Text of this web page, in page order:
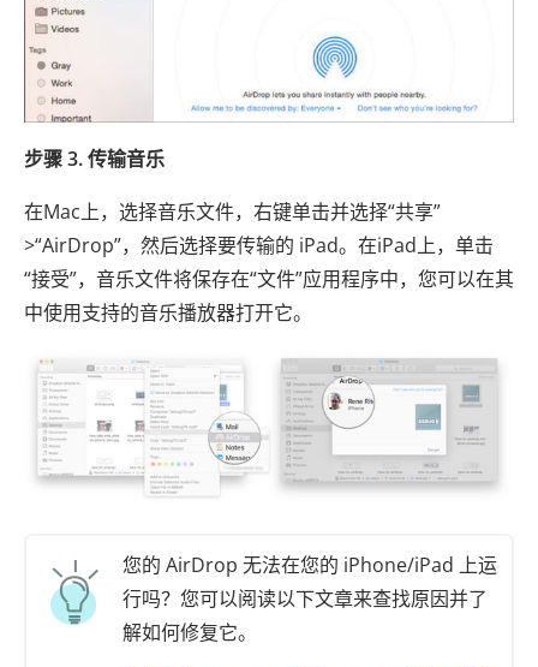
步骤 3. 传输音乐
在Mac上，选择音乐文件，右键单击并选择“共享”
>“AirDrop”，然后选择要传输的 iPad。在iPad上，单击
“接受”，音乐文件将保存在“文件”应用程序中，您可以在其
中使用支持的音乐播放器打开它。
您的 AirDrop 无法在您的 iPhone/iPad 上运
行吗？您可以阅读以下文章来查找原因并了
解如何修复它。